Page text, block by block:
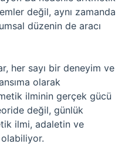
değil, aynı zamanda
düzenin de aracı
her sayı bir deneyim ve
olarak
ilminin gerçek gücü
değil, günlük
ilmi, adaletin ve